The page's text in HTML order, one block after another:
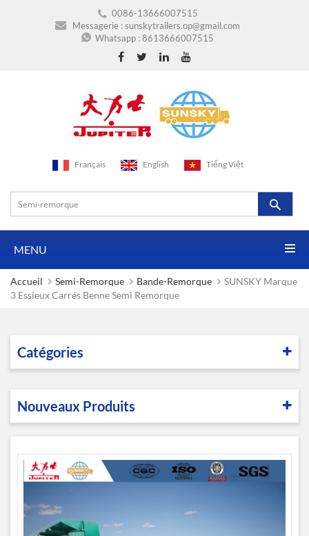
0086-13666007515
Messagerie :sunskytrailers.op@gmail.com
Whatsapp :8613666007515
Français English Tiếng Việt
MENU
Accueil Semi-Remorque Bande-Remorque
SUNSKY Marque
3 Essieux Carrés Benne Semi Remorque
Catégories
Nouveaux Produits